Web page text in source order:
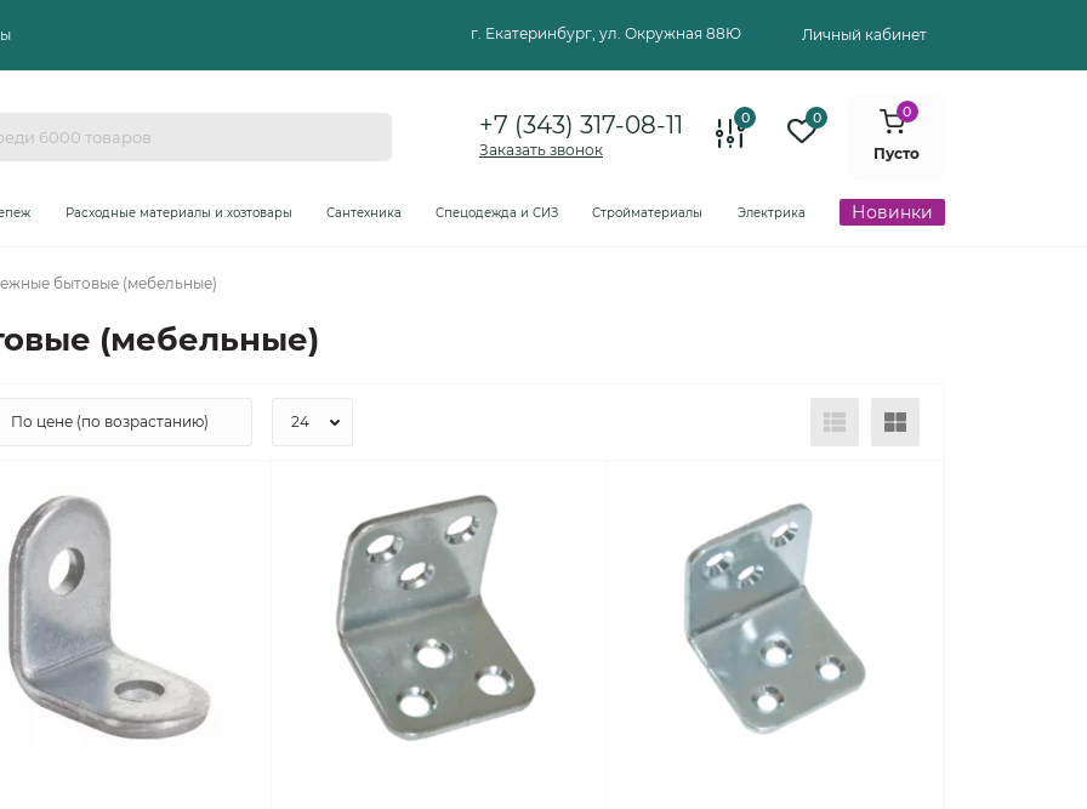
г. Екатеринбург, ул. Окружная 88Ю Личный кабинет
+7 (343) 317-08-11
Заказать звонок
0 0 0
Пусто
Расходные материалы и хозтовары Сантехника Спецодежда и СИЗ Стройматериалы Электрика Новинки
бытовые (мебельные)
(мебельные)